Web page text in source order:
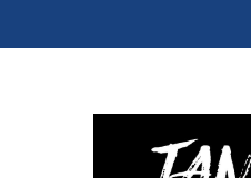
CONTACTOS